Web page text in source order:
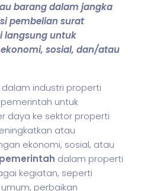
barang dalam jangka
pembelian surat
langsung untuk
sosial, dan/atau
dalam industri properti
untuk
daya ke sektor properti
atau
ekonomi, sosial, atau
dalam properti
kegiatan, seperti
perbaikan